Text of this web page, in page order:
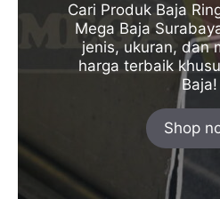
Cari Produk Baja
Mega Baja
jenis, ukuran, dan
harga terbaik
Baja!
Shop